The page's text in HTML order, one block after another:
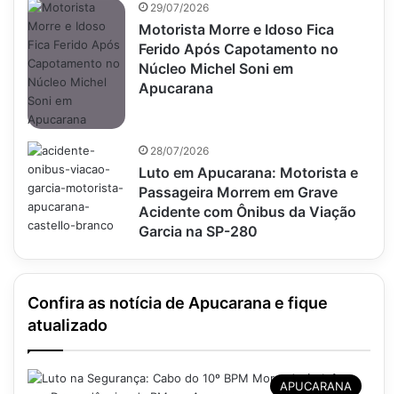
29/07/2026
Motorista Morre e Idoso Fica
Ferido Após Capotamento no
Núcleo Michel Soni em
Apucarana
28/07/2026
Luto em Apucarana: Motorista e
Passageira Morrem em Grave
Acidente com Ônibus da Viação
Garcia na SP-280
Confira as notícia de Apucarana e fique
atualizado
APUCARANA